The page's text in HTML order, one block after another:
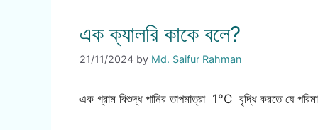
এক ক্যালরি কাকে বলে?
21/11/2024 by Md. Saifur Rahman
এক গ্রাম বিশুদ্ধ পানির তাপমাত্রা 1°C বৃদ্ধি করতে যে